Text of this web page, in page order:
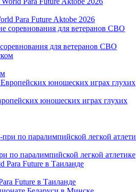
Para Future Aktobe 2026
для ветеранов СВО
юношеских играх глухих
по паралимпийской легкой атлетике
Future в Таиланде